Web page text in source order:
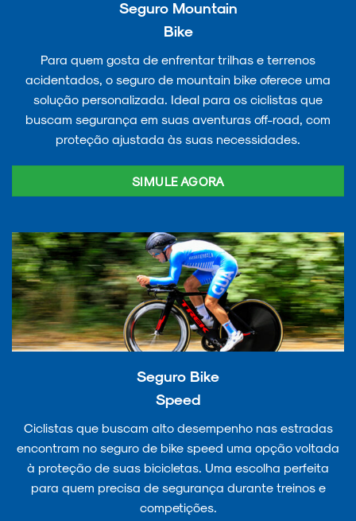
Seguro Mountain
Bike
Para quem gosta de enfrentar trilhas e terrenos
acidentados, o seguro de mountain bike oferece uma
solução personalizada. Ideal para os ciclistas que
buscam segurança em suas aventuras off-road, com
proteção ajustada às suas necessidades.
SIMULE AGORA
Seguro Bike
Speed
Ciclistas que buscam alto desempenho nas estradas
encontram no seguro de bike speed uma opção voltada
à proteção de suas bicicletas. Uma escolha perfeita
para quem precisa de segurança durante treinos e
competições.